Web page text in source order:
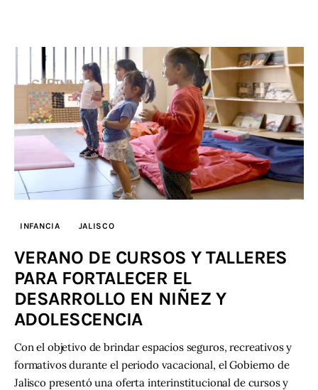
INFANCIA JALISCO
VERANO DE CURSOS Y TALLERES
PARA FORTALECER EL
DESARROLLO EN NIÑEZ Y
ADOLESCENCIA
Con el objetivo de brindar espacios seguros, recreativos y
formativos durante el periodo vacacional, el Gobierno de
Jalisco presentó una oferta interinstitucional de cursos y